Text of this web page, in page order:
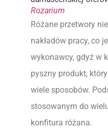
Rozarium
Różane przetwory
nakładów pracy, co
wykonawcy, gdyż w
pyszny produkt,
wiele sposobów.
stosowanym do
konfitura różana.